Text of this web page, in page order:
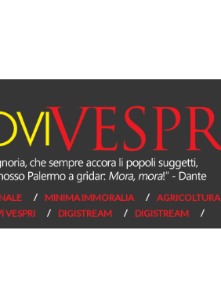
MINIMA IMMORALIA AGRICOLTURA
VESPRI DIGISTREAM DIGISTREAM